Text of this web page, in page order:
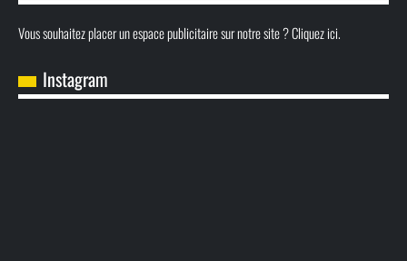
Vous souhaitez placer un espace publicitaire sur notre site ? Cliquez ici.
Instagram